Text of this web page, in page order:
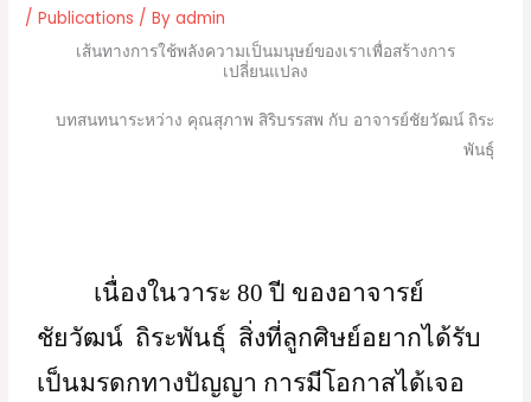
/Publications / Byadmin
เส้นทางการใช้พลังความเป็นมนุษย์ของเราเพื่อสร้างการ
เปลี่ยนแปลง
บทสนทนาระหว่าง คุณสุภาพ สิริบรรสพ กับ อาจารย์ชัยวัฒน์ ถิระ
พันธุ์
เนื่องในวาระ 80 ปี ของอาจารย์
ชัยวัฒน์  ถิระพันธุ์  สิ่งที่ลูกศิษย์อยากได้รับ
เป็นมรดกทางปัญญา การมีโอกาสได้เจอ